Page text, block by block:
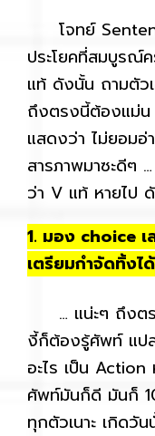
โจทย์
ประโยคที่สมบูรณ์
แท้ ดังนั้น ถามตัว
ถึงตรงนี้ต้องแม่น
แสดงว่า ไม่ยอมอ่
สารภาพมาซะดีๆ
ว่า V แท้ หายไป
1. มอง choice เ
เตรียมกำจัดทิ้งไ
… แน่ะๆ ถึงตร
งี้ก็ต้องรู้ศัพท์ แป
อะไร เป็น Action
ศัพท์มันก็ดี มันก็
ทุกตัวเนาะ เกิดวั